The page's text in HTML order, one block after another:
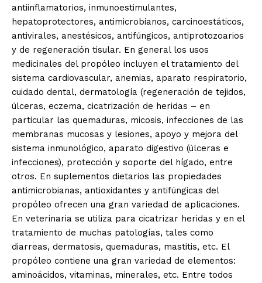
antiinflamatorios, inmunoestimulantes,
hepatoprotectores, antimicrobianos, carcinoestáticos,
antivirales, anestésicos, antifúngicos, antiprotozoarios
y de regeneración tisular. En general los usos
medicinales del propóleo incluyen el tratamiento del
sistema cardiovascular, anemias, aparato respiratorio,
cuidado dental, dermatología (regeneración de tejidos,
úlceras, eczema, cicatrización de heridas – en
particular las quemaduras, micosis, infecciones de las
membranas mucosas y lesiones, apoyo y mejora del
sistema inmunológico, aparato digestivo (úlceras e
infecciones), protección y soporte del hígado, entre
otros. En suplementos dietarios las propiedades
antimicrobianas, antioxidantes y antifúngicas del
propóleo ofrecen una gran variedad de aplicaciones.
En veterinaria se utiliza para cicatrizar heridas y en el
tratamiento de muchas patologías, tales como
diarreas, dermatosis, quemaduras, mastitis, etc. El
propóleo contiene una gran variedad de elementos:
aminoácidos, vitaminas, minerales, etc. Entre todos